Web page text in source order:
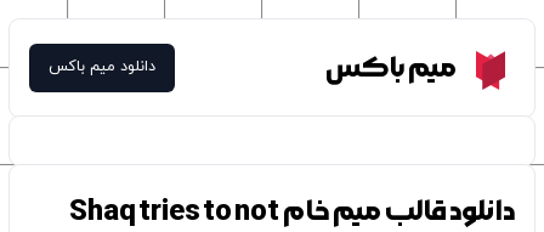
Meme Boxمیم باکس دانلود میم باکس
دانلود قالب میم خام Shaq tries to not